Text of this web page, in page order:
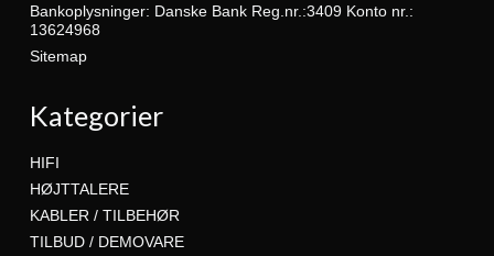
Bankoplysninger: Danske Bank Reg.nr.:3409 Konto nr.:
13624968
Sitemap
Kategorier
HIFI
HØJTTALERE
KABLER / TILBEHØR
TILBUD / DEMOVARE